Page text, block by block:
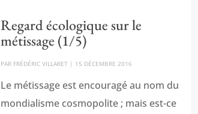
Regard écologique sur le
métissage (1/5)
PAR FRÉDÉRIC VILLARET| 15 DÉCEMBRE 2016
Le métissage est encouragé au nom du
mondialisme cosmopolite ; mais est-ce